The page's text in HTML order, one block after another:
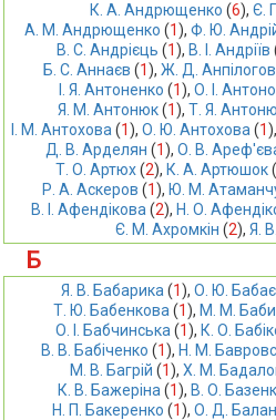
К. А. Андрющенко (6), Є.
А. М. Андрющенко (1), Ф. Ю.
В. С. Андрієць (1), В. І. Андріїв
Б. С. Аннаєв (1), Ж. Д.
І. Я. Антоненко (1), О. І.
Я. М. Антонюк (1), Т. Я.
І. М. Антохова (1), О. Ю. Антохова (1),
Д. В. Арделян (1), О. В.
Т. О. Артюх (2), К. А. Артюшок (
Р. А. Аскеров (1), Ю. М.
В. І. Афендікова (2), Н. О.
Є. М. Ахромкін (2), Я.
Б
Я. В. Бабарика (1), О. Ю.
Т. Ю. Бабенкова (1), М. М.
О. І. Бабчинська (1), К. О.
В. В. Бабіченко (1), Н. М.
М. В. Багрій (1), Х. М.
К. В. Бажеріна (1), В. О.
Н. П. Бакеренко (1), О. Д. Балан